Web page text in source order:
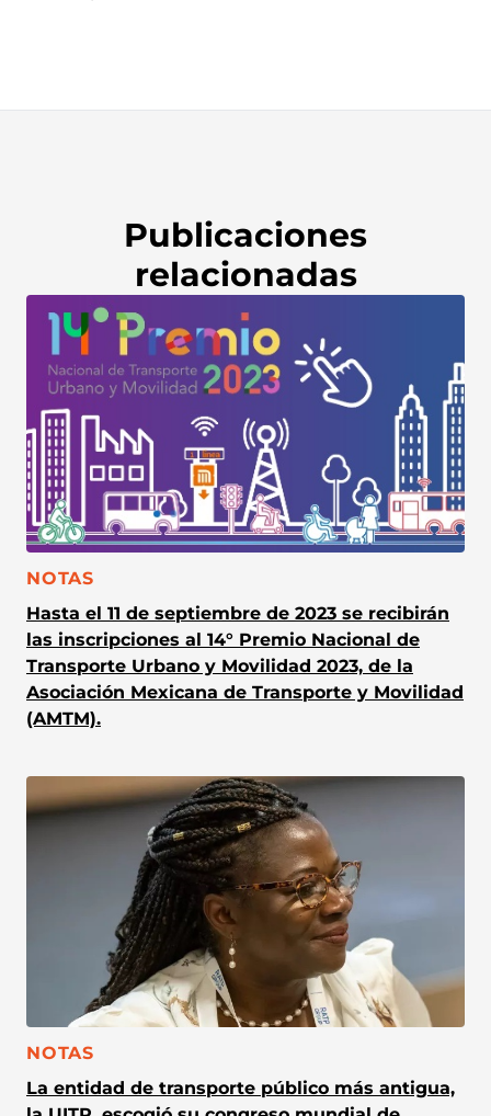
Publicaciones
relacionadas
CATEGORÍA:
NOTAS
Hasta el 11 de septiembre de 2023 se recibirán
las inscripciones al 14° Premio Nacional de
Transporte Urbano y Movilidad 2023, de la
Asociación Mexicana de Transporte y Movilidad
(AMTM).
CATEGORÍA:
NOTAS
La entidad de transporte público más antigua,